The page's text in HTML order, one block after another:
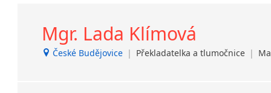
Mgr. Lada Klímová
České Budějovice | Překladatelka a tlumočnice |